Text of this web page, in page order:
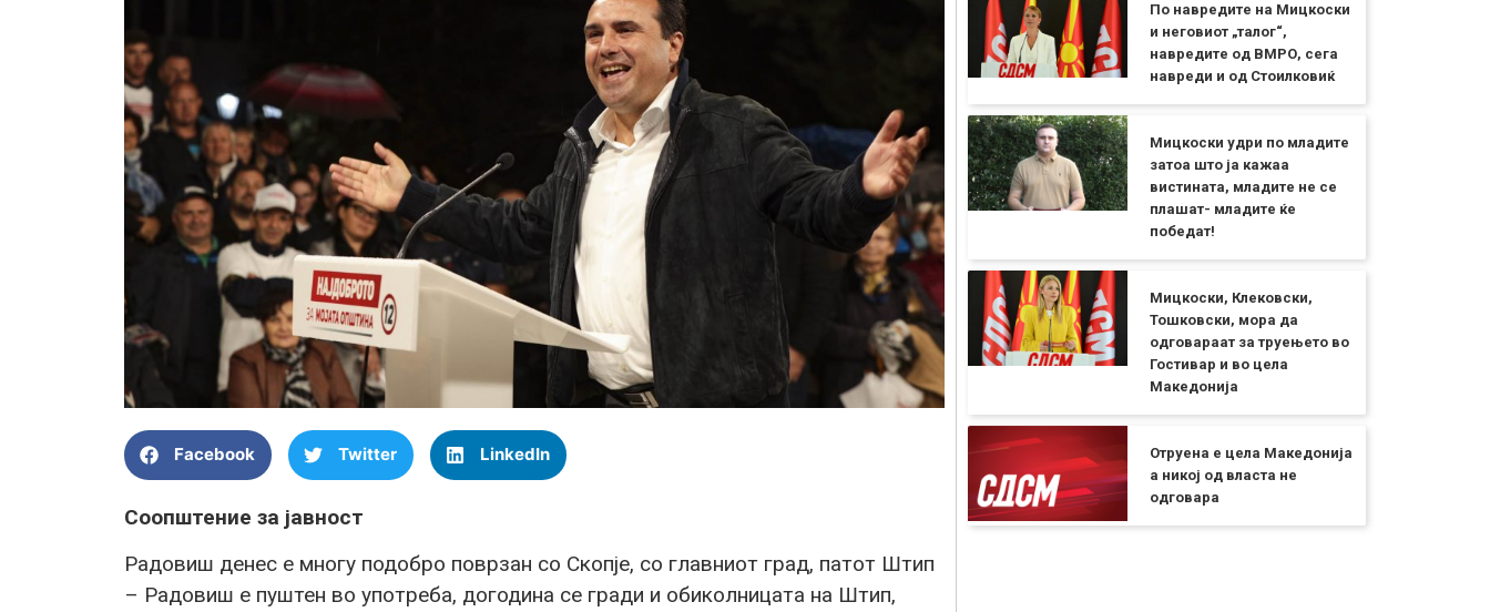
Facebook Twitter LinkedIn
Соопштение за јавност
Радовиш денес е многу подобро поврзан со Скопје, со главниот град, патот Штип
– Радовиш е пуштен во употреба, догодина се гради и обиколницата на Штип,
По навредите на Мицкоски
и неговиот „талог“,
навредите од ВМРО, сега
навреди и од Стоилковиќ
Мицкоски удри по младите
затоа што ја кажаа
вистината, младите не се
плашат- младите ќе
победат!
Мицкоски, Клековски,
Тошковски, мора да
одговараат за труењето во
Гостивар и во цела
Македонија
Отруена е цела Македонија
а никој од власта не
одговара